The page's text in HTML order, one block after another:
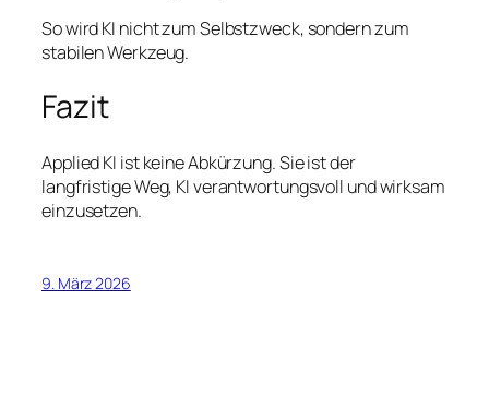
So wird KI nicht zum Selbstzweck, sondern zum
stabilen Werkzeug.
Fazit
Applied KI ist keine Abkürzung. Sie ist der
langfristige Weg, KI verantwortungsvoll und wirksam
einzusetzen.
9. März 2026